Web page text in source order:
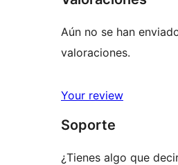
Aún no se han
valoraciones.
Your review
Soporte
¿Tienes algo que